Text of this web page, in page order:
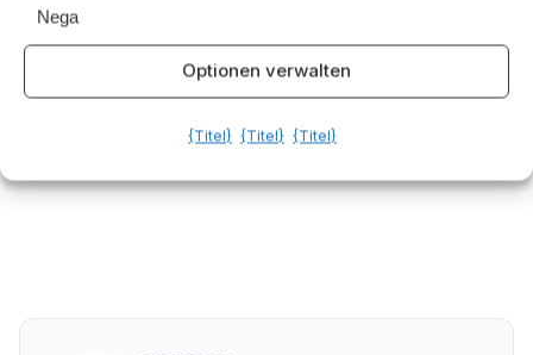
Nega
Optionen verwalten
{Titel} {Titel} {Titel}
Condividi questo articolo
Twitter
LinkedIn